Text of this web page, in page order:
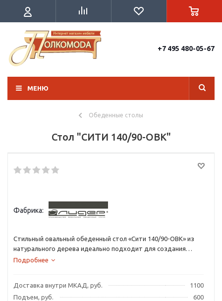
+7 495 480-05-67
МЕНЮ
Обеденные столы
Стол "СИТИ 140/90-ОВК"
Фабрика:
Стильный овальный обеденный стол «Сити 140/90-ОВК» из
натурального дерева идеально подходит для создания
неповторимого уюта на кухне.
Подробнее
Доставка внутри МКАД, руб.
1100
Подъем, руб.
600